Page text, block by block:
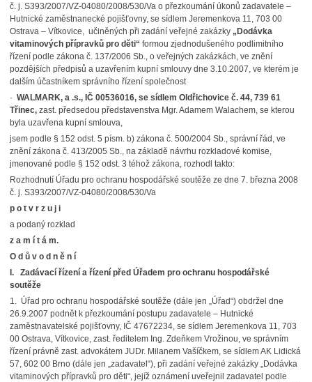
č. j. S393/2007/VZ-04080/2008/530/Va o přezkoumání úkonů zadavatele –
Hutnické zaměstnanecké pojišťovny, se sídlem Jeremenkova 11, 703 00
Ostrava – Vítkovice, učiněných při zadání veřejné zakázky „Dodávka
vitaminových přípravků pro děti“ formou zjednodušeného podlimitního
řízení podle zákona č. 137/2006 Sb., o veřejných zakázkách, ve znění
pozdějších předpisů a uzavřením kupní smlouvy dne 3.10.2007, ve kterém je
dalším účastníkem správního řízení společnost
· WALMARK, a .s., IČ 00536016, se sídlem Oldřichovice č. 44, 739 61
Třinec, zast. předsedou představenstva Mgr. Adamem Walachem, se kterou
byla uzavřena kupní smlouva,
jsem podle § 152 odst. 5 písm. b) zákona č. 500/2004 Sb., správní řád, ve
znění zákona č. 413/2005 Sb., na základě návrhu rozkladové komise,
jmenované podle § 152 odst. 3 téhož zákona, rozhodl takto:
Rozhodnutí Úřadu pro ochranu hospodářské soutěže ze dne 7. března 2008
č. j. S393/2007/VZ-04080/2008/530/Va
p o t v r z u j i
a podaný rozklad
z a m í t á m.
O d ů v o d n ě n í
I. Zadávací řízení a řízení před Úřadem pro ochranu hospodářské
soutěže
1. Úřad pro ochranu hospodářské soutěže (dále jen „Úřad“) obdržel dne
26.9.2007 podnět k přezkoumání postupu zadavatele – Hutnické
zaměstnavatelské pojišťovny, IČ 47672234, se sídlem Jeremenkova 11, 703
00 Ostrava, Vítkovice, zast. ředitelem Ing. Zdeňkem Vrožinou, ve správním
řízení právně zast. advokátem JUDr. Milanem Vašíčkem, se sídlem AK Lidická
57, 602 00 Brno (dále jen „zadavatel“), při zadání veřejné zakázky „Dodávka
vitaminových přípravků pro děti“, jejíž oznámení uveřejnil zadavatel podle